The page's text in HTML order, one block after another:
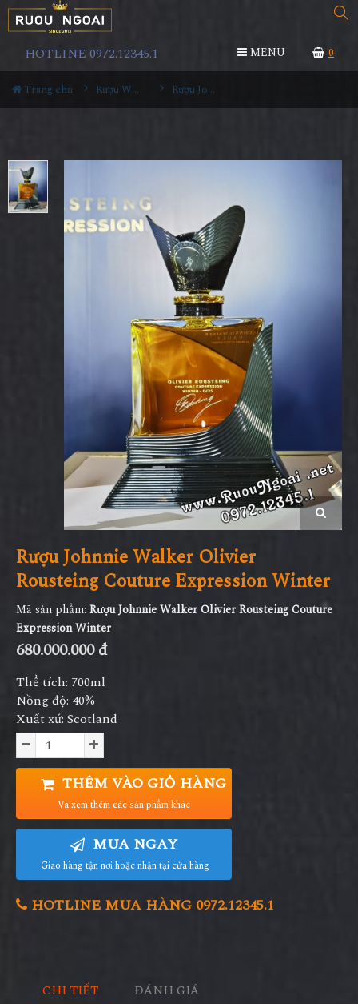
0
HOTLINE 0972.12345.1 MENU
Trang chủ Rượu Whisky Rượu Johnnie Walker Olivier Rousteing Couture Expression Winter
Rượu Johnnie Walker Olivier
Rousteing Couture Expression Winter
Mã sản phẩm: Rượu Johnnie Walker Olivier Rousteing Couture
Expression Winter
680.000.000 đ
Thể tích: 700ml
Nồng độ: 40%
Xuất xứ: Scotland
THÊM VÀO GIỎ HÀNG
Và xem thêm các sản phẩm khác
MUA NGAY
Giao hàng tận nơi hoặc nhận tại cửa hàng
HOTLINE MUA HÀNG 0972.12345.1
CHI TIẾT ĐÁNH GIÁ